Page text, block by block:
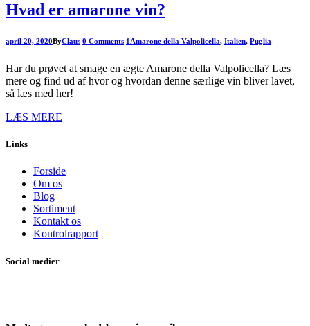
Hvad er amarone vin?
april 20, 2020ByClaus 0 Comments 1 Amarone della Valpolicella, Italien, Puglia
Har du prøvet at smage en ægte Amarone della Valpolicella? Læs
mere og find ud af hvor og hvordan denne særlige vin bliver lavet,
så læs med her!
LÆS MERE
Links
Forside
Om os
Blog
Sortiment
Kontakt os
Kontrolrapport
Social medier